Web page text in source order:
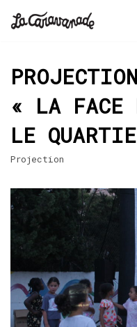
contenu
« LA FACE
LE
Projection